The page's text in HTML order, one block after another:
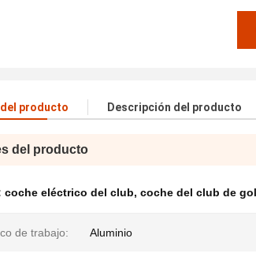
producto Descripción del producto
del producto
coche eléctrico del club, coche del club de
de trabajo: Aluminio